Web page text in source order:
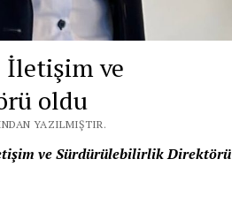
İletişim ve
oldu
YAZILMIŞTIR.
ve Sürdürülebilirlik Direktörü